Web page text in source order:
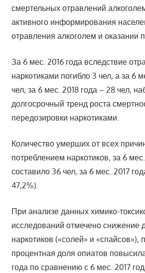
смертельных отравлений
активного информирования
отравления алкоголем и оказании
За 6 мес. 2016 года вследствие
наркотиками погибло 3 чел, а за 6
чел, за 6 мес. 2018 года – 28 чел,
долгосрочный тренд роста
передозировки наркотиками.
Количество умерших от всех
потреблением наркотиков, за 6
составило 36 чел, за 6 мес. 2017
47,2%).
При анализе данных химико-
исследований отмечено снижение
наркотиков («солей» и «спайсов»),
процентная доля опиатов
года по сравнению с 6 мес. 2017